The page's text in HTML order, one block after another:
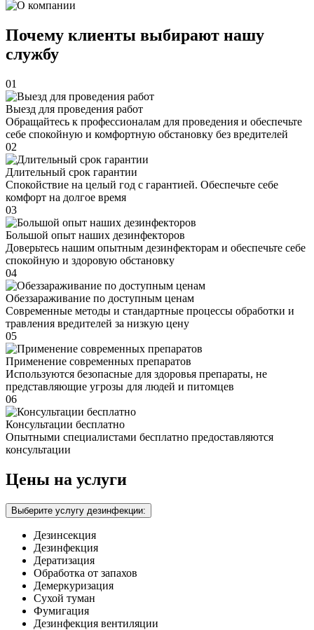
Почему клиенты выбирают нашу
службу
01
Выезд для проведения работ
Обращайтесь к профессионалам для проведения и обеспечьте
себе спокойную и комфортную обстановку без вредителей
02
Длительный срок гарантии
Спокойствие на целый год с гарантией. Обеспечьте себе
комфорт на долгое время
03
Большой опыт наших дезинфекторов
Доверьтесь нашим опытным дезинфекторам и обеспечьте себе
спокойную и здоровую обстановку
04
Обеззараживание по доступным ценам
Современные методы и стандартные процессы обработки и
травления вредителей за низкую цену
05
Применение современных препаратов
Используются безопасные для здоровья препараты, не
представляющие угрозы для людей и питомцев
06
Консультации бесплатно
Опытными специалистами бесплатно предоставляются
консультации
Цены на услуги
Выберите услугу дезинфекции:
Дезинсекция
Дезинфекция
Дератизация
Обработка от запахов
Демеркуризация
Сухой туман
Фумигация
Дезинфекция вентиляции